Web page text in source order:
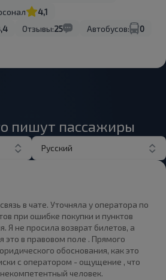
4,1
Отзывы:25 Автобусов:
0
пишут пассажиры
Русский
в чате. Уточняла у оператора по
при ошибке покупки и пунктов
Я не просила возврат билетов, а
это в правовом поле . Прямого
обоснования, как это
с оператором - ощущение , что
человек.